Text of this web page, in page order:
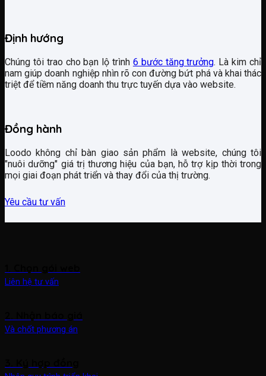
Định hướng
Chúng tôi trao cho bạn lộ trình 6 bước tăng trưởng. Là kim chỉ
nam giúp doanh nghiệp nhìn rõ con đường bứt phá và khai thác
triệt để tiềm năng doanh thu trực tuyến dựa vào website.
Đồng hành
Loodo không chỉ bàn giao sản phẩm là website, chúng tôi
"nuôi dưỡng" giá trị thương hiệu của bạn, hỗ trợ kịp thời trong
mọi giai đoạn phát triển và thay đổi của thị trường.
Yêu cầu tư vấn
Liên hệ tư vấn
Và chốt phương án